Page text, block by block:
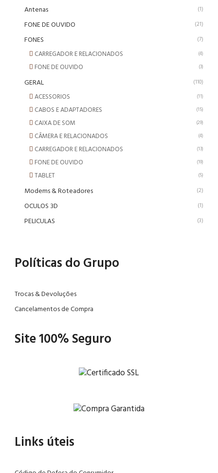
Antenas (1)
FONE DE OUVIDO (21)
FONES (7)
CARREGADOR E RELACIONADOS (4)
FONE DE OUVIDO (3)
GERAL (110)
ACESSORIOS (11)
CABOS E ADAPTADORES (15)
CAIXA DE SOM (29)
CÂMERA E RELACIONADOS (4)
CARREGADOR E RELACIONADOS (13)
FONE DE OUVIDO (19)
TABLET (5)
Modems & Roteadores (2)
OCULOS 3D (1)
PELICULAS (3)
Políticas do Grupo
Trocas & Devoluções
Cancelamentos de Compra
Site 100% Seguro
Links úteis